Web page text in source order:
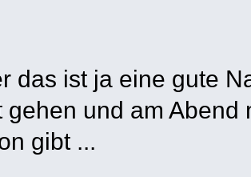
das ist ja eine gute
gehen und am
gibt ...